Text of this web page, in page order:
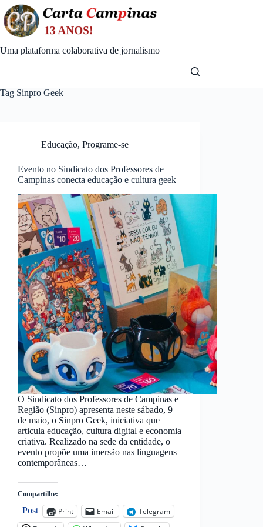
Skip
to
content
Uma plataforma colaborativa de jornalismo
Tag Sinpro Geek
Educação, Programe-se
Evento no Sindicato dos Professores de
Campinas conecta educação e cultura geek
O Sindicato dos Professores de Campinas e
Região (Sinpro) apresenta neste sábado, 9
de maio, o Sinpro Geek, iniciativa que
articula educação, cultura digital e economia
criativa. Realizado na sede da entidade, o
evento propõe uma imersão nas linguagens
contemporâneas…
Compartilhe:
Post Print Email
Telegram